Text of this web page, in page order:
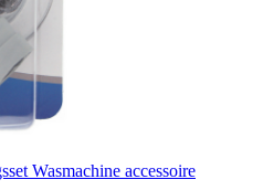
Wasmachine accessoire